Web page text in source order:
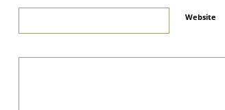
Website